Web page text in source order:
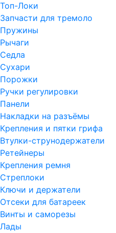
Топ-Локи
Запчасти для тремоло
Пружины
Рычаги
Седла
Сухари
Порожки
Ручки регулировки
Панели
Накладки на разъёмы
Крепления и пятки грифа
Втулки-струнодержатели
Ретейнеры
Крепления ремня
Стреплоки
Ключи и держатели
Отсеки для батареек
Винты и саморезы
Лады